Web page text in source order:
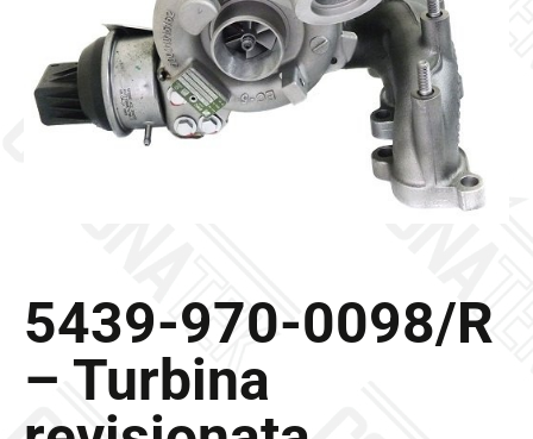
Galleria
Contatti
Blog
0 elementi
5439-970-0098/R
– Turbina